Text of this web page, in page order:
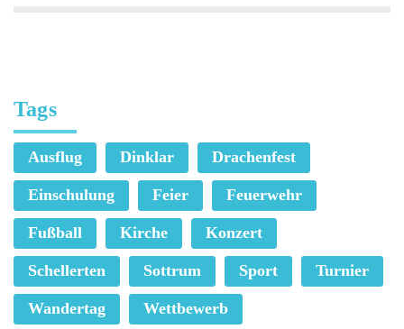
Tags
Ausflug Dinklar Drachenfest
Einschulung Feier Feuerwehr
Fußball Kirche Konzert
Schellerten Sottrum Sport Turnier
Wandertag Wettbewerb